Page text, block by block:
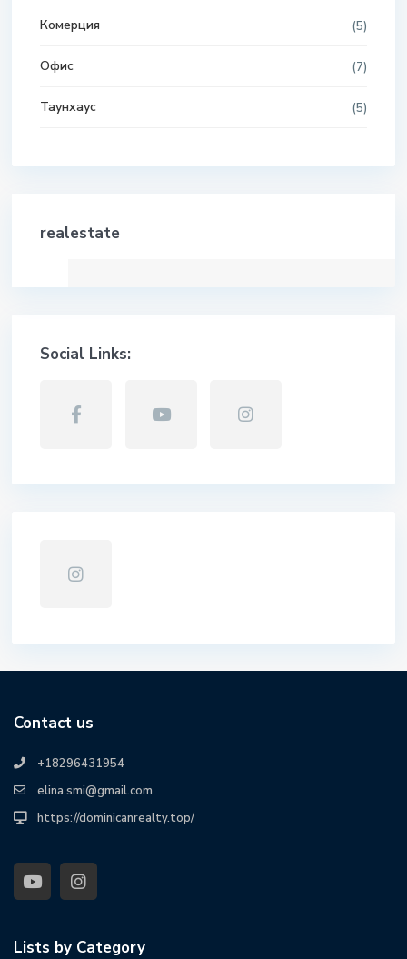
Комерция (5)
Офис (7)
Таунхаус (5)
realestate
Social Links:
Contact us
+18296431954
elina.smi@gmail.com
https://dominicanrealty.top/
Lists by Category